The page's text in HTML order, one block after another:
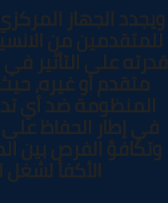
الجهاز المركزي
من
على التأثير في
متقدم أو غيره،
ضد أي
إطار الحفاظ على
الفرص بين
الأكفأ لشغل